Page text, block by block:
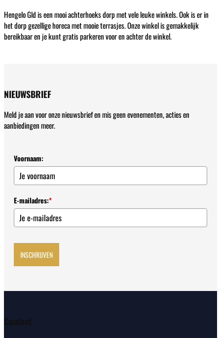
Hengelo Gld is een mooi achterhoeks dorp met vele leuke winkels. Ook is er in
het dorp gezellige horeca met mooie terrasjes. Onze winkel is gemakkelijk
bereikbaar en je kunt gratis parkeren voor en achter de winkel.
NIEUWSBRIEF
Meld je aan voor onze nieuwsbrief en mis geen evenementen, acties en
aanbiedingen meer.
Voornaam:
E-mailadres:*
INSCHRIJVEN
Contact